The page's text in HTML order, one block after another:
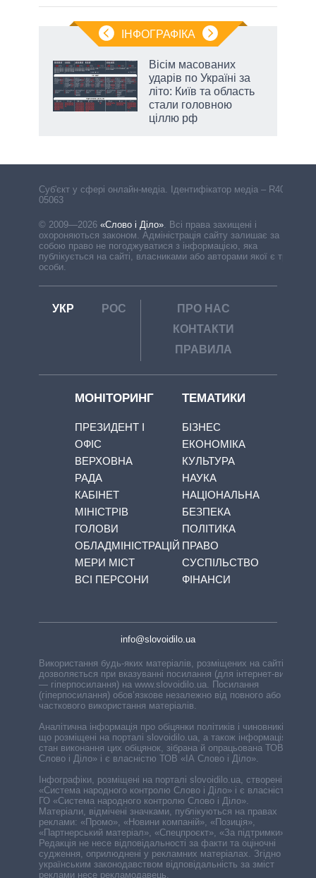
ІНФОГРАФІКА
Вісім масованих
ударів по Україні за
літо: Київ та область
стали головною
ціллю рф
Cуб'єкт у сфері онлайн-медіа. Ідентифікатор медіа – R40-
05063
© 2009—2026 «Слово і Діло» Всі права захищені і
охороняються законом. Адміністрація сайту залишає за
собою право не погоджуватися з інформацією, яка
публікується на сайті, власниками або авторами якої є треті
особи.
УКР РОС
ПРО НАС
КОНТАКТИ
ПРАВИЛА
МОНІТОРИНГ
ПРЕЗИДЕНТ І
ОФІС
ВЕРХОВНА
РАДА
КАБІНЕТ
МІНІСТРІВ
ГОЛОВИ
ОБЛАДМІНІСТРАЦІЙ
МЕРИ МІСТ
ВСІ ПЕРСОНИ
ТЕМАТИКИ
БІЗНЕС
ЕКОНОМІКА
КУЛЬТУРА
НАУКА
НАЦІОНАЛЬНА
БЕЗПЕКА
ПОЛІТИКА
ПРАВО
СУСПІЛЬСТВО
ФІНАНСИ
info@slovoidilo.ua
Використання будь-яких матеріалів, розміщених на сайті,
дозволяється при вказуванні посилання (для інтернет-видань
— гіперпосилання) на www.slovoidilo.ua. Посилання
(гіперпосилання) обов’язкове незалежно від повного або
часткового використання матеріалів.
Аналітична інформація про обіцянки політиків і чиновників,
що розміщені на порталі slovoidilo.ua, а також інформація про
стан виконання цих обіцянок, зібрана й опрацьована ТОВ «ІА
Слово і Діло» і є власністю ТОВ «ІА Слово і Діло».
Інфографіки, розміщені на порталі slovoidilo.ua, створені ГО
«Система народного контролю Слово і Діло» і є власністю
ГО «Система народного контролю Слово і Діло».
Матеріали, відмічені значками, публікуються на правах
реклами: «Промо», «Новини компаній», «Позиція»,
«Партнерський матеріал», «Спецпроєкт», «За підтримки».
Редакція не несе відповідальності за факти та оціночні
судження, оприлюднені у рекламних матеріалах. Згідно з
українським законодавством відповідальність за зміст
реклами несе рекламодавець.